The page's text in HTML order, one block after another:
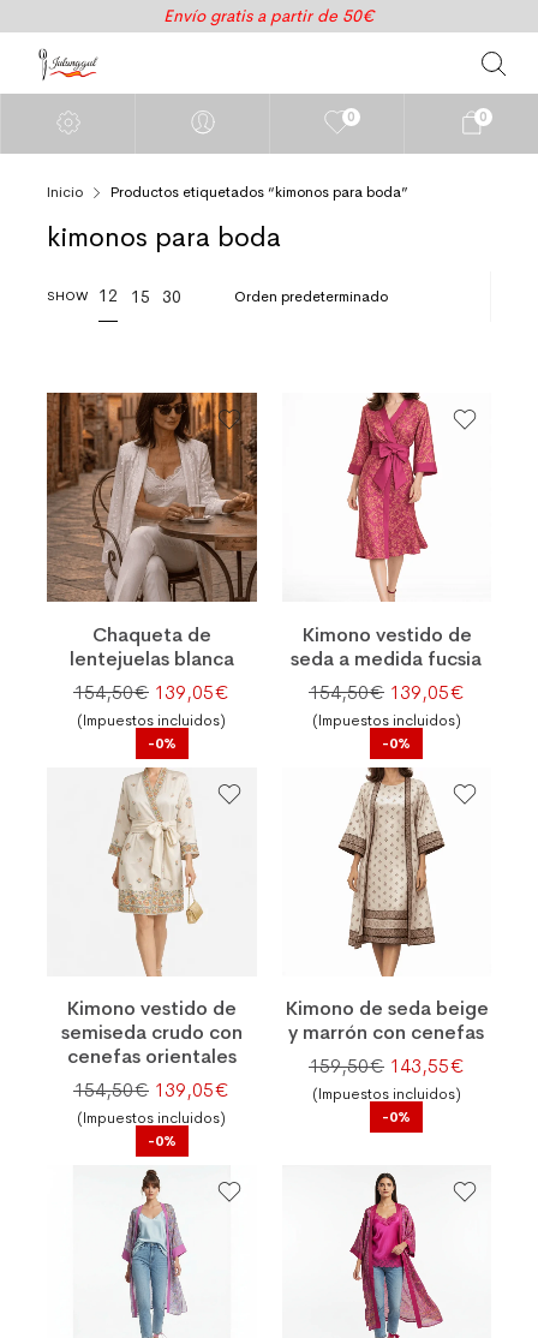
Envío gratis a partir de 50€
0 0
Inicio Productos etiquetados “kimonos para boda”
kimonos para boda
SHOW 12 15 30
Chaqueta de
lentejuelas blanca
154,50€ El precio original era: 154,50€.
139,05€ El precio actual es: 139,05€.
(Impuestos incluidos)
-0%
Kimono vestido de
seda a medida fucsia
154,50€ El precio
139,05€El
(Impuestos incluidos)
-0%
Kimono vestido de
semiseda crudo con
cenefas orientales
154,50€ El precio original era: 154,50€.
139,05€ El precio actual es: 139,05€.
(Impuestos incluidos)
-0%
Kimono de seda beige
y marrón con cenefas
159,50€ El precio
143,55€El
(Impuestos incluidos)
-0%